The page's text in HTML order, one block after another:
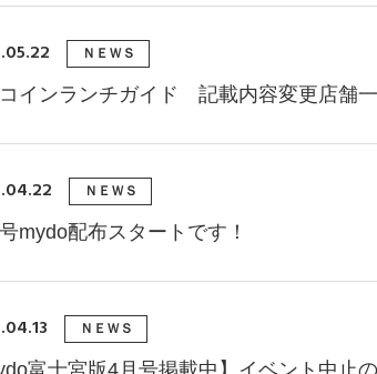
ＮＥＷＳ
インランチガイド 記載内容変更店舗
ＮＥＷＳ
mydo配布スタートです！
ＮＥＷＳ
富士宮版4月号掲載中】イベント中止